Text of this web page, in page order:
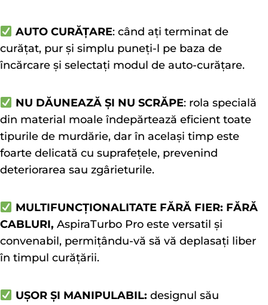
AUTO CURĂȚARE: când ați terminat de
curățat, pur și simplu puneți-l pe baza de
încărcare și selectați modul de auto-curățare.
NU DĂUNEAZĂ ȘI NU SCRĂPE: rola specială
din material moale îndepărtează eficient toate
tipurile de murdărie, dar în același timp este
foarte delicată cu suprafețele, prevenind
deteriorarea sau zgârieturile.
MULTIFUNCȚIONALITATE FĂRĂ FIER: FĂRĂ
CABLURI, AspiraTurbo Pro este versatil și
convenabil, permițându-vă să vă deplasați liber
în timpul curățării.
UȘOR ȘI MANIPULABIL: designul său